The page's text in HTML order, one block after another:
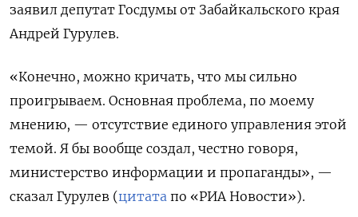
заявил депутат Госдумы от Забайкальского края
Андрей Гурулев.
«Конечно, можно кричать, что мы сильно
проигрываем. Основная проблема, по моему
мнению, — отсутствие единого управления этой
темой. Я бы вообще создал, честно говоря,
министерство информации и пропаганды», —
сказал Гурулев (цитата по «РИА Новости»).